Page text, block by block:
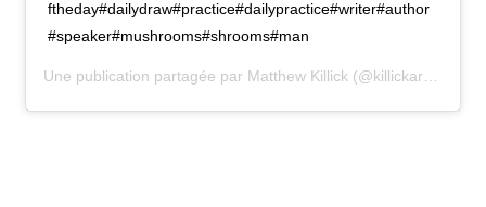
ftheday#dailydraw#practice#dailypractice#writer#author
#speaker#mushrooms#shrooms#man
Une publication partagée par Matthew Killick (@killickart) le